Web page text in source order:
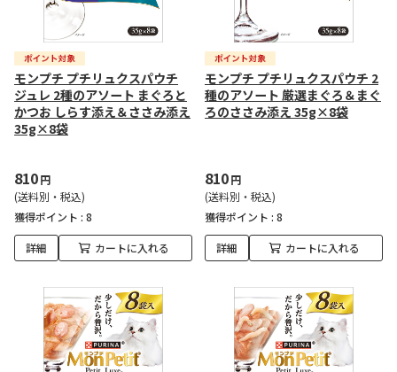
モンプチ プチリュクスパウチ
ジュレ 2種のアソート まぐろと
かつお しらす添え＆ささみ添え
35g×8袋
810円
(送料別・税込)
獲得ポイント : 8
詳細 カートに入れる
モンプチ プチリュクスパウチ 2
種のアソート 厳選まぐろ＆まぐ
ろのささみ添え 35g×8袋
810円
(送料別・税込)
獲得ポイント : 8
詳細 カートに入れる